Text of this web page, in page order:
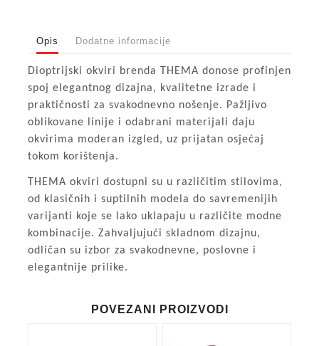
Opis Dodatne informacije
Dioptrijski okviri brenda THEMA donose profinjen
spoj elegantnog dizajna, kvalitetne izrade i
praktičnosti za svakodnevno nošenje. Pažljivo
oblikovane linije i odabrani materijali daju
okvirima moderan izgled, uz prijatan osjećaj
tokom korištenja.
THEMA okviri dostupni su u različitim stilovima,
od klasičnih i suptilnih modela do savremenijih
varijanti koje se lako uklapaju u različite modne
kombinacije. Zahvaljujući skladnom dizajnu,
odličan su izbor za svakodnevne, poslovne i
elegantnije prilike.
POVEZANI PROIZVODI